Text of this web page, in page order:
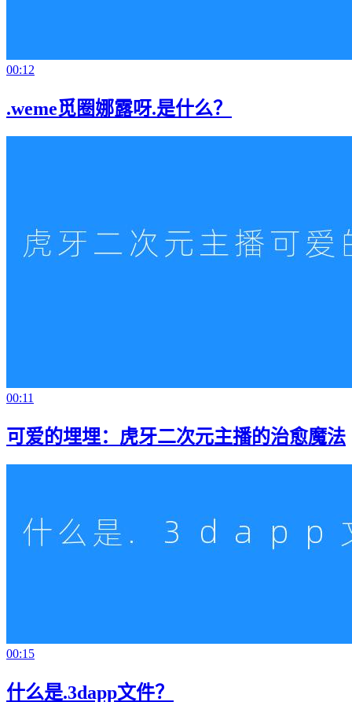
00:12
.weme觅圈娜露呀.是什么？
00:11
可爱的埋埋：虎牙二次元主播的治愈魔法
00:15
什么是.3dapp文件？